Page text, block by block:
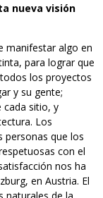
nueva visión
manifestar algo en
para lograr que
los proyectos
y su gente;
cada sitio, y
Los
personas que los
con el
nos ha
en Austria. El
naturales de la